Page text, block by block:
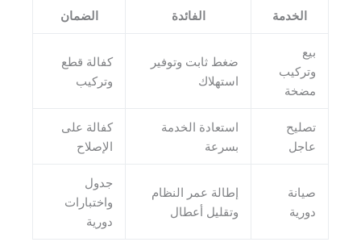
الخدمة الفائدة الضمان
بيع
وتركيب
مضخة
ضغط ثابت وتوفير
استهلاك
كفالة قطع
وتركيب
تصليح
عاجل
استعادة الخدمة
بسرعة
كفالة على
الإصلاح
صيانة
دورية
إطالة عمر النظام
وتقليل أعطال
جدول
واختبارات
دورية